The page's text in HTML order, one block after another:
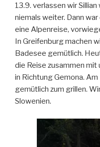
13.9. verlassen wir
niemals weiter. Dann
eine Alpenreise,
In Greifenburg machen
Badesee gemütlich.
die Reise zusammen
in Richtung Gemona.
gemütlich zum grillen.
Slowenien.